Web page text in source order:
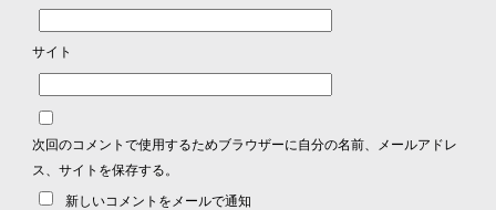
サイト
次回のコメントで使用するためブラウザーに自分の名前、メールアドレ
ス、サイトを保存する。
新しいコメントをメールで通知